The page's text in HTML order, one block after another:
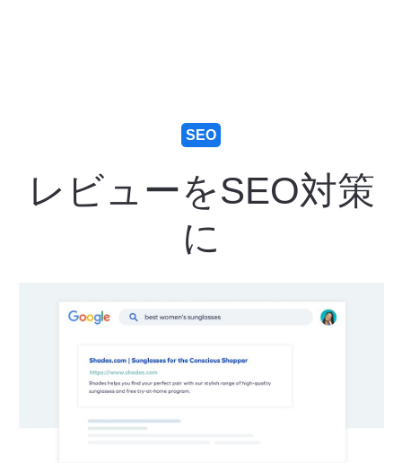
SEO
レビューをSEO対策
に